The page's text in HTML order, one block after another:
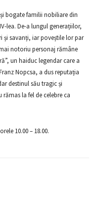
bogate familii nobiliare din
lea. De-a lungul generațiilor,
și savanți, iar poveștile lor par
notoriu personaj rămâne
un haiduc legendar care a
Nopcsa, a dus reputația
destinul său tragic și
la fel de celebre ca
10.00 – 18.00.